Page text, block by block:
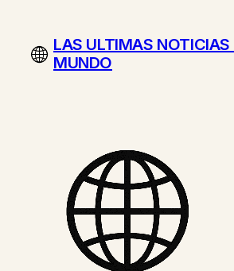
contenidoLAS ULTIMAS NOTICIAS
MUNDO